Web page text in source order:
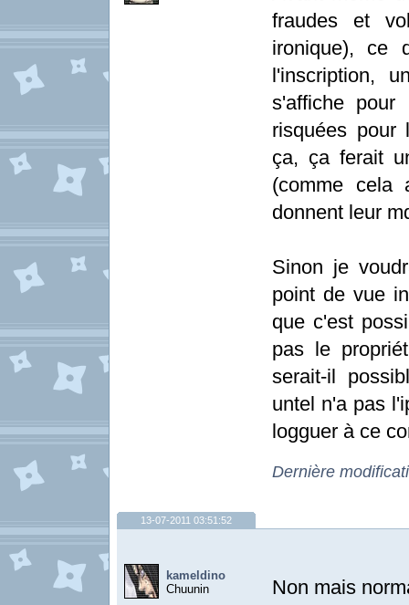
fraudes et
ironique), ce
l'inscription,
s'affiche pour
risquées pour
ça, ça ferait
(comme
donnent leur
Sinon je
point de vue
que c'est
pas le
serait-il
untel n'a pas
logguer à ce
Dernière
13-07-2011 03:51:52
kameldino
Chuunin
Non mais